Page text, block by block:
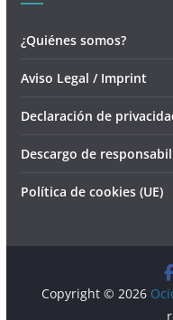
¿Quiénes somos?
Aviso Legal / Imprint
Declaración de
Descargo de
Política de cookies (UE)
Copyright © 2026